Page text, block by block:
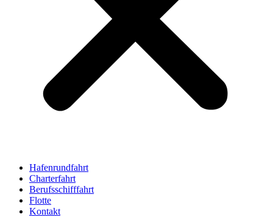
Hafenrundfahrt
Charterfahrt
Berufsschifffahrt
Flotte
Kontakt